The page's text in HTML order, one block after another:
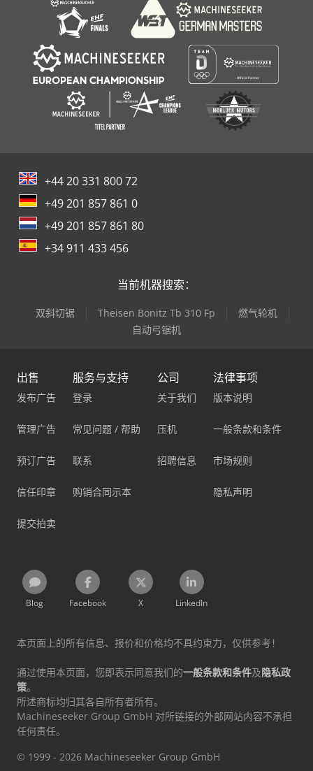
+44 20 331 800 72
+49 201 857 861 0
+49 201 857 861 80
+34 911 433 456
当前机器搜索：
双斜切锯 Theisen Bonitz Tb 310 Fp
燃气轮机
自动弓锯机
出售
发布广告
管理广告
预订广告
信任印章
提交拍卖
服务与支持
登录
常见问题 / 帮助
联系
购销合同示本
公司
关于我们
压机
招聘信息
法律事项
版本说明
一般条款和条件
市场规则
隐私声明
Blog Facebook X LinkedIn
本页面上的所有信息、报价和价格均不具约束力，仅供参考！
通过使用本页面，您即表示同意我们的一般条款和条件及隐私政
策。
所述商标均归其各自所有者所有。
Machineseeker Group GmbH 对所链接的外部网站内容不承担
任何责任。
© 1999 - 2026 Machineseeker Group GmbH